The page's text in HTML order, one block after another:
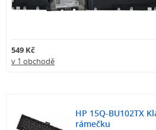
549 Kč
v 1 obchodě
HP 15Q-BU102TX
rámečku